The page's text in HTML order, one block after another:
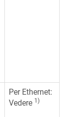
Per Ethernet:
Vedere 1)